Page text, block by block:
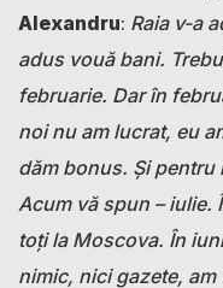
Alexandru: Raia v-a
adus vouă bani.
februarie. Dar în
noi nu am lucrat, eu
dăm bonus. Și pentru
Acum vă spun – iulie.
toți la Moscova. În
nimic, nici gazete,